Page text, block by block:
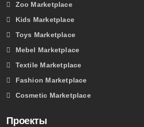
Zoo Marketplace
Kids Marketplace
Toys Marketplace
Mebel Marketplace
Textile Marketplace
Fashion Marketplace
Cosmetic Marketplace
Проекты